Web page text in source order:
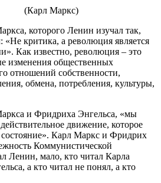
которого Ленин изучал так,
«Не критика, а революция является
Как известно, революция – это
изменения общественных
отношений собственности,
обмена, потребления, культуры,
и Фридриха Энгельса, «мы
движение, которое
Карл Маркс и Фридрих
Коммунистической
Ленин, мало, кто читал Карла
а кто читал не понял, а кто